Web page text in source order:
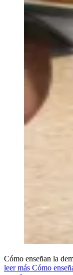
Cómo enseñan la
leer más Cómo